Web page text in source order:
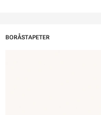
BORÅSTAPETER